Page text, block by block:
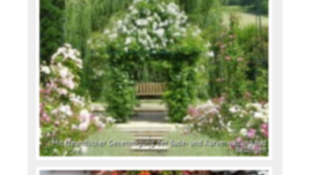
Mit freundlicher Genehmigung der Bade- und Kurverwaltung Bad
Bellingen